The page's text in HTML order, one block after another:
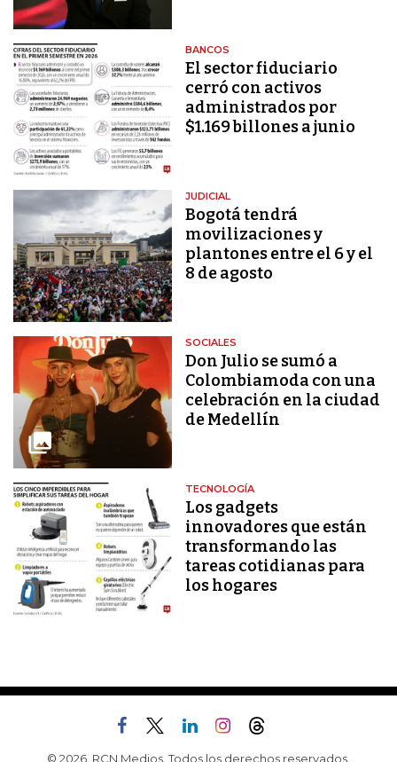
BANCOS
El sector fiduciario
cerró con activos
administrados por
$1.169 billones a junio
JUDICIAL
Bogotá tendrá
movilizaciones y
plantones entre el 6 y el
8 de agosto
SOCIALES
Don Julio se sumó a
Colombiamoda con una
celebración en la ciudad
de Medellín
TECNOLOGÍA
Los gadgets
innovadores que están
transformando las
tareas cotidianas para
los hogares
© 2026, RCN Medios. Todos los derechos reservados.